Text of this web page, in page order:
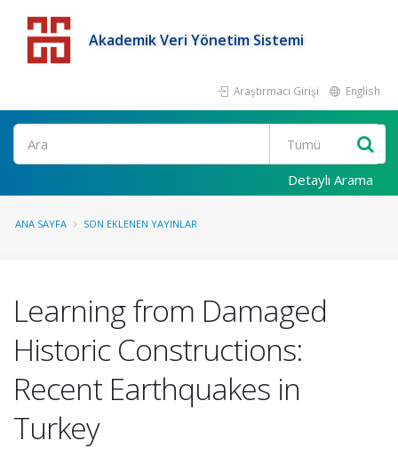
Akademik Veri Yönetim Sistemi
Araştırmacı Girişi English
Detaylı Arama
ANA SAYFA SON EKLENEN YAYINLAR
Learning from Damaged
Historic Constructions:
Recent Earthquakes in
Turkey